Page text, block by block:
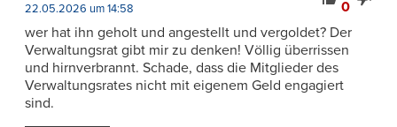
0
22.05.2026 um 14:58
wer hat ihn geholt und angestellt und vergoldet? Der
Verwaltungsrat gibt mir zu denken! Völlig überrissen
und hirnverbrannt. Schade, dass die Mitglieder des
Verwaltungsrates nicht mit eigenem Geld engagiert
sind.